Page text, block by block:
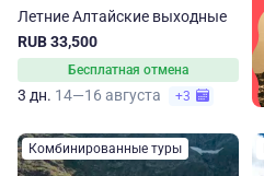
Летние Алтайские выходные
RUB 33,500
Бесплатная отмена
3 дн. 14—16 августа +3
Комбинированные туры